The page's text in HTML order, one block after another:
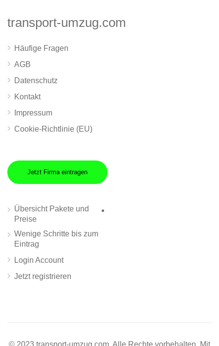
transport-umzug.com
Häufige Fragen
AGB
Datenschutz
Kontakt
Impressum
Cookie-Richtlinie (EU)
Jetzt Firma eintragen
Übersicht Pakete und
Preise
Wenige Schritte bis zum
Eintrag
Login Account
Jetzt registrieren
© 2023 transport-umzug.com. Alle Rechte vorbehalten. Mit